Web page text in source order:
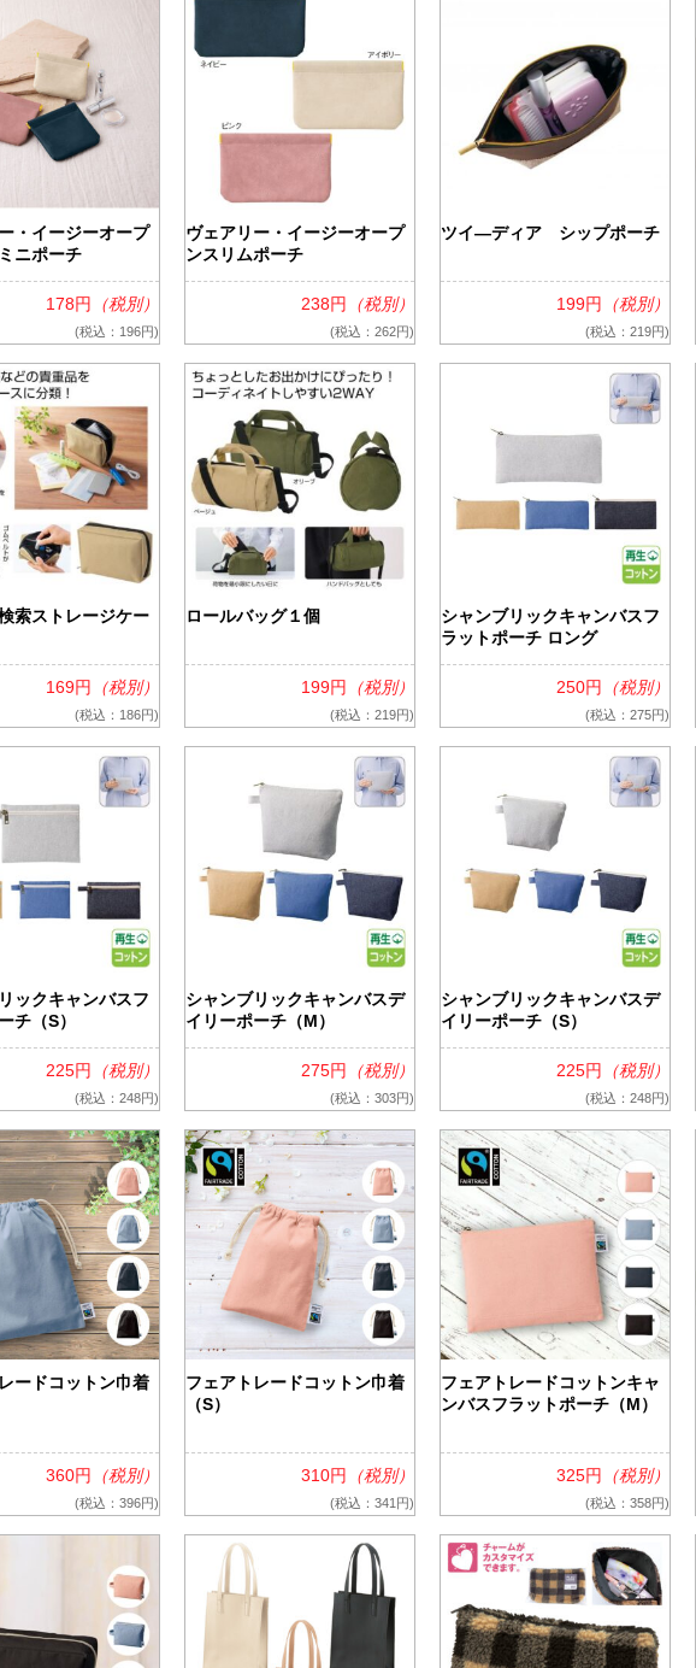
・イージーオープ
ニポーチ
178円 （税別）
(税込：196円)
ヴェアリー・イージーオープ
ンスリムポーチ
238円 （税別）
(税込：262円)
ツイ―ディア シップポーチ
199円 （税別）
(税込：219円)
索ストレージケー
169円 （税別）
(税込：186円)
ロールバッグ１個
199円 （税別）
(税込：219円)
シャンブリックキャンバスフ
ラットポーチ ロング
250円 （税別）
(税込：275円)
ックキャンバスフ
チ（S）
225円 （税別）
(税込：248円)
シャンブリックキャンバスデ
イリーポーチ（M）
275円 （税別）
(税込：303円)
シャンブリックキャンバスデ
イリーポーチ（S）
225円 （税別）
(税込：248円)
ードコットン巾着
360円 （税別）
(税込：396円)
フェアトレードコットン巾着
（S）
310円 （税別）
(税込：341円)
フェアトレードコットンキャ
ンバスフラットポーチ（M）
325円 （税別）
(税込：358円)
膏・綿棒
グッズ
スク
スタオル
オルギフトセット
ォトフレーム
具
他
災グッズ
犯グッズ
ツグッズ
ポーツ・スポーツ観戦グッズ
品
ッズ
他
機
他
グッズ
ッグ・ポーチ
ラー・ストール
ローブ・シューズ
ンケット
他雑貨
ロウィングッズ
リスマスグッズ
ャツ
ロシャツ
ンパー
他
・SNS
活グッズ
関連グッズ